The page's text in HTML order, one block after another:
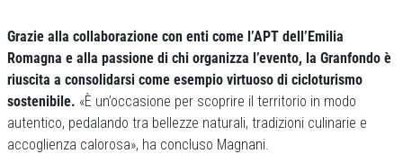
Grazie alla collaborazione con enti come l’APT dell’Emilia
Romagna e alla passione di chi organizza l’evento, la Granfondo è
riuscita a consolidarsi come esempio virtuoso di cicloturismo
sostenibile. «È un’occasione per scoprire il territorio in modo
autentico, pedalando tra bellezze naturali, tradizioni culinarie e
accoglienza calorosa», ha concluso Magnani.